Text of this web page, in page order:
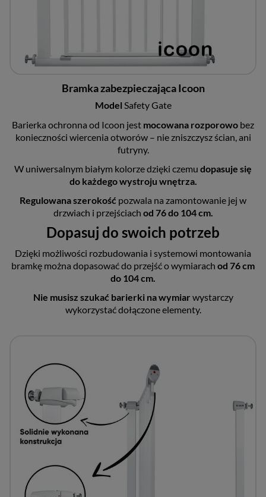
Bramka zabezpieczająca Icoon
Model Safety Gate
Barierka ochronna od Icoon jest mocowana rozporowo bez
konieczności wiercenia otworów – nie zniszczysz ścian, ani
futryny.
W uniwersalnym białym kolorze dzięki czemu dopasuje się
do każdego wystroju wnętrza.
Regulowana szerokość pozwala na zamontowanie jej w
drzwiach i przejściach od 76do 104 cm.
Dopasuj do swoich potrzeb
Dzięki możliwości rozbudowania i systemowi montowania
bramkę można dopasować do przejść o wymiarach od 76 cm
do 104 cm.
Nie musisz szukać barierki na wymiar wystarczy
wykorzystać dołączone elementy.